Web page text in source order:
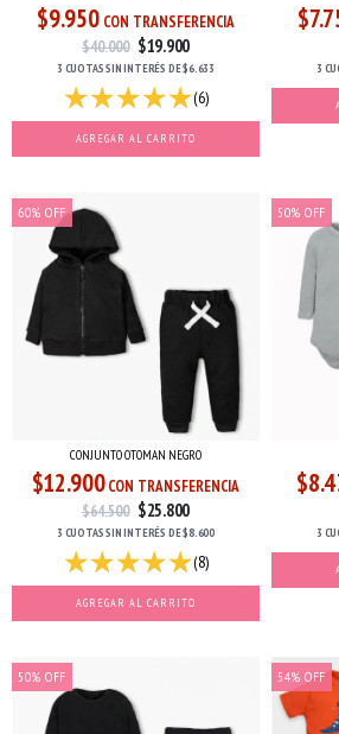
$9.950 CON TRANSFERENCIA
$40.000 $19.900
3 CUOTASSIN INTERÉS DE$6.633
(6)
AGREGAR AL CARRITO
3
60% OFF
CONJUNTO OTOMAN NEGRO
$12.900 CON TRANSFERENCIA
$64.500 $25.800
3 CUOTASSIN INTERÉS DE$8.600
(8)
AGREGAR AL CARRITO
50% OFF
3
50% OFF 54% OFF